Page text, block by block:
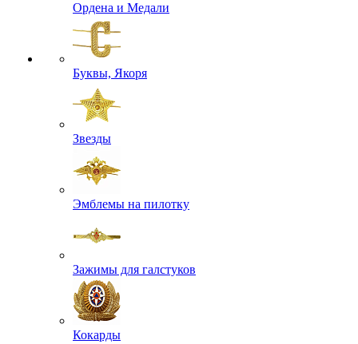
Ордена и Медали
Буквы, Якоря
Звезды
Эмблемы на пилотку
Зажимы для галстуков
Кокарды